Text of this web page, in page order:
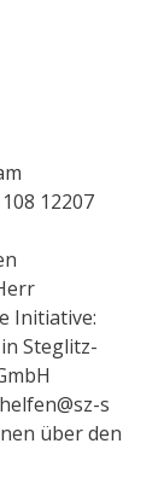
12207
Initiative:
Steglitz-
s
über den